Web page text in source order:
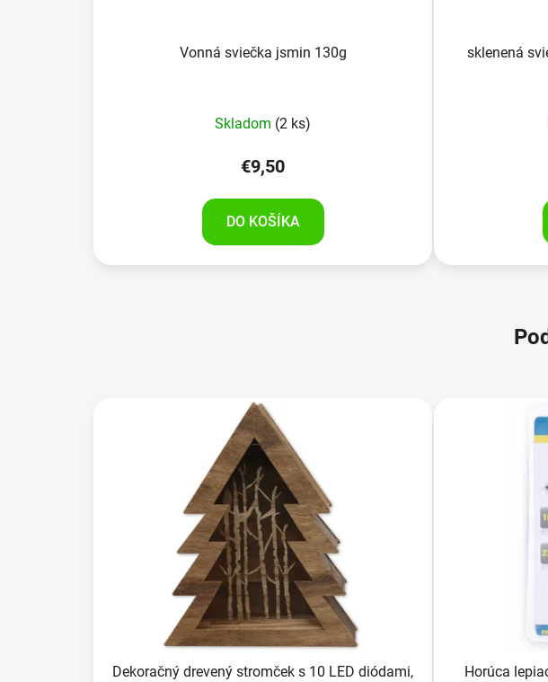
Vonná sviečka jsmin 130g
Skladom (2 ks)
€9,50
DO KOŠÍKA
sklenená
Dekoračný drevený stromček s 10 LED diódami, Horúca